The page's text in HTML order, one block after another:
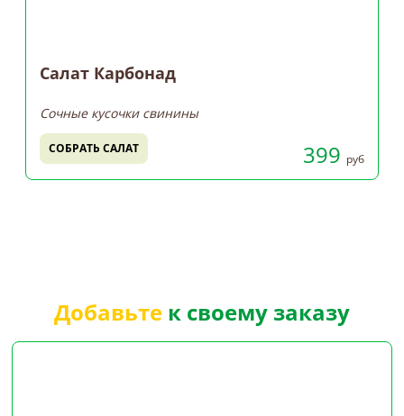
Салат Карбонад
Сочные кусочки свинины
СОБРАТЬ САЛАТ 399 руб
Добавьте к своему заказу